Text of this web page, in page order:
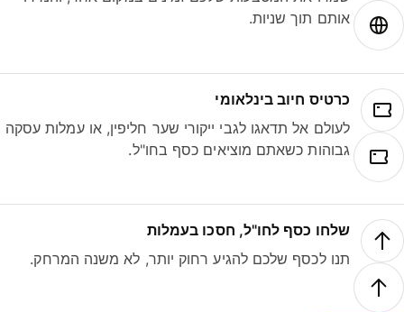
אותם תוך שניות.
כרטיס חיוב בינלאומי
לעולם אל תדאגו לגבי ייקורי שער חליפין, או עמלות עסקה
גבוהות כשאתם מוציאים כסף בחו"ל.
שלחו כסף לחו"ל, חסכו בעמלות
תנו לכסף שלכם להגיע רחוק יותר, לא משנה המרחק.